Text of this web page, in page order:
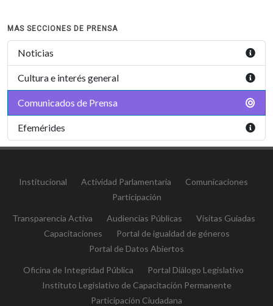
MAS SECCIONES DE PRENSA
Noticias
Cultura e interés general
Comunicados de Prensa
Efemérides
Institucional Actividad Parlamentaria
Comunicaciones
Participación
Transparencia Activa Audiencias Públicas
Visitas Guiadas
Capacitaciones
Portal de igualdad de géneros
Portal de Datos Abiertos
Oficina de Integridad Pública
Portal Diálogo Legislativo
Instituto Legislativo de Capacitación Permanente
Participación Ciudadana